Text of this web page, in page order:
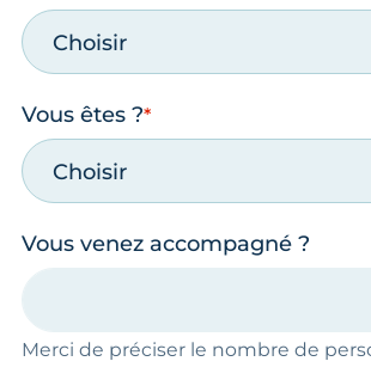
Choisir
Vous êtes ?
Choisir
Vous venez accompagné ?
Merci de préciser le nombre de